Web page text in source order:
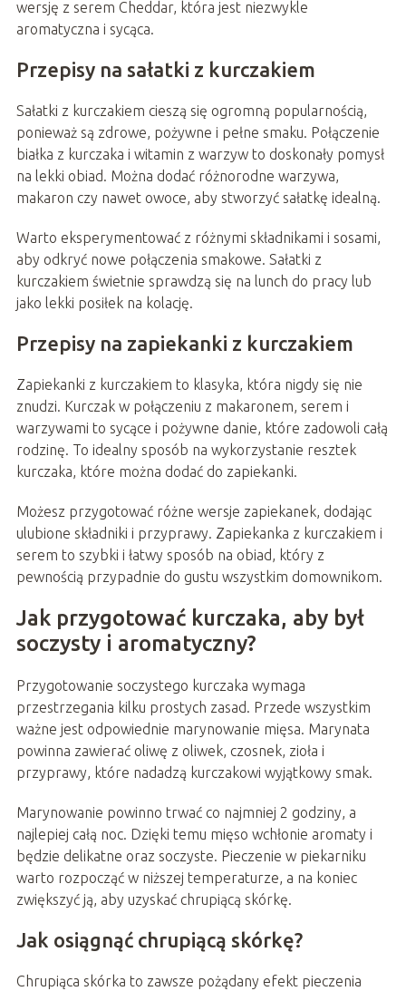
wersję z serem Cheddar, która jest niezwykle
aromatyczna i sycąca.
Przepisy na sałatki z kurczakiem
Sałatki z kurczakiem cieszą się ogromną popularnością,
ponieważ są zdrowe, pożywne i pełne smaku. Połączenie
białka z kurczaka i witamin z warzyw to doskonały pomysł
na lekki obiad. Można dodać różnorodne warzywa,
makaron czy nawet owoce, aby stworzyć sałatkę idealną.
Warto eksperymentować z różnymi składnikami i sosami,
aby odkryć nowe połączenia smakowe. Sałatki z
kurczakiem świetnie sprawdzą się na lunch do pracy lub
jako lekki posiłek na kolację.
Przepisy na zapiekanki z kurczakiem
Zapiekanki z kurczakiem to klasyka, która nigdy się nie
znudzi. Kurczak w połączeniu z makaronem, serem i
warzywami to sycące i pożywne danie, które zadowoli całą
rodzinę. To idealny sposób na wykorzystanie resztek
kurczaka, które można dodać do zapiekanki.
Możesz przygotować różne wersje zapiekanek, dodając
ulubione składniki i przyprawy. Zapiekanka z kurczakiem i
serem to szybki i łatwy sposób na obiad, który z
pewnością przypadnie do gustu wszystkim domownikom.
Jak przygotować kurczaka, aby był
soczysty i aromatyczny?
Przygotowanie soczystego kurczaka wymaga
przestrzegania kilku prostych zasad. Przede wszystkim
ważne jest odpowiednie marynowanie mięsa. Marynata
powinna zawierać oliwę z oliwek, czosnek, zioła i
przyprawy, które nadadzą kurczakowi wyjątkowy smak.
Marynowanie powinno trwać co najmniej 2 godziny, a
najlepiej całą noc. Dzięki temu mięso wchłonie aromaty i
będzie delikatne oraz soczyste. Pieczenie w piekarniku
warto rozpocząć w niższej temperaturze, a na koniec
zwiększyć ją, aby uzyskać chrupiącą skórkę.
Jak osiągnąć chrupiącą skórkę?
Chrupiąca skórka to zawsze pożądany efekt pieczenia